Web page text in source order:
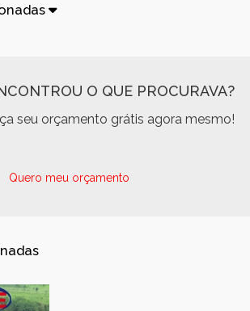
O QUE PROCURAVA?
seu orçamento grátis agora mesmo!
Quero meu orçamento